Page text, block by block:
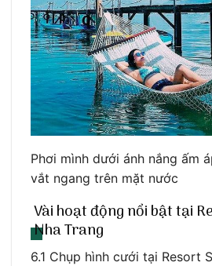
Phơi mình dưới ánh nắng ấm
vắt ngang trên mặt nước
Vài hoạt động nổi bật tại
Nha Trang
6.1 Chụp hình cưới tại Resort